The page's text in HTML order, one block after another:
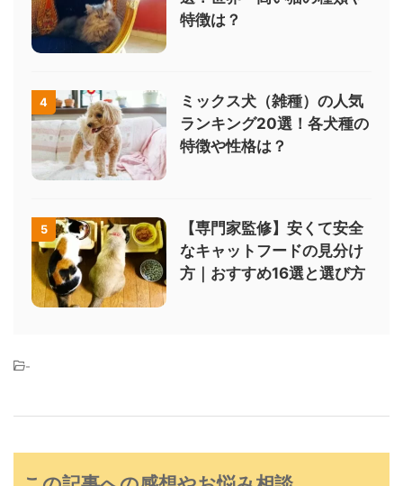
特徴は？
4
ミックス犬（雑種）の人気
ランキング20選！各犬種の
特徴や性格は？
5
【専門家監修】安くて安全
なキャットフードの見分け
方｜おすすめ16選と選び方
-